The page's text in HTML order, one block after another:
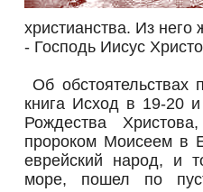
христианства. Из
- Господь Иисус
Об обстоятельствах
книга Исход в 19-20
Рождества
пророком Моисеем в
еврейский народ, и
море, пошел по